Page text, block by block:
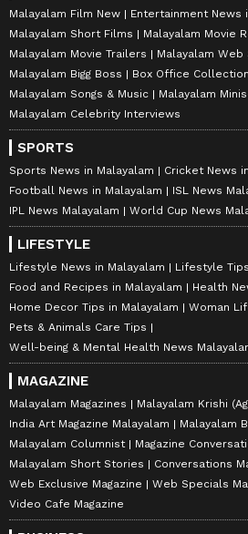
Malayalam Film New
Entertainment News
Malayalam Short Films
Malayalam Movie
Malayalam Movie Trailers
Malayalam Web
Malayalam Bigg Boss
Box Office
Malayalam Songs & Music
Malayalam
Malayalam Celebrity Interviews
SPORTS
Sports News in Malayalam
Cricket News
Football News in Malayalam
ISL News
IPL News Malayalam
World Cup News
LIFESTYLE
Lifestyle News in Malayalam
Lifestyle
Food and Recipes in Malayalam
Health
Home Decor Tips in Malayalam
Woman
Pets & Animals Care Tips
Well-being & Mental Health News
MAGAZINE
Malayalam Magazines
Malayalam Krishi
India Art Magazine Malayalam
Malayalam
Malayalam Columnist
Magazine
Malayalam Short Stories
Conversations
Web Exclusive Magazine
Web Specials
Video Cafe Magazine